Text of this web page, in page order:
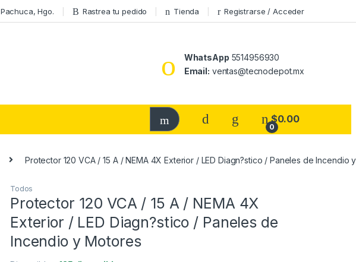
Pachuca, Hgo. Rastrea tu pedido Tienda Registrarse / Acceder
WhatsApp 5514956930
Email: ventas@tecnodepot.mx
0
$0.00
Protector 120 VCA / 15 A / NEMA 4X Exterior / LED Diagn?stico / Paneles de Incendio
Todos
Protector 120 VCA / 15 A / NEMA 4X
Exterior / LED Diagn?stico / Paneles de
Incendio y Motores